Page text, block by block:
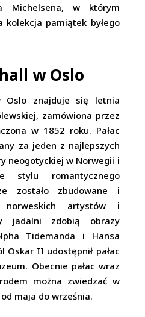
Michelsena, w którym
kolekcja pamiątek byłego
w Oslo
Oslo znajduje się letnia
zamówiona przez
w 1852 roku. Pałac
za jeden z najlepszych
neogotyckiej w Norwegii i
stylu romantycznego
zostało zbudowane i
norweskich artystów i
jadalni zdobią obrazy
Tidemanda i Hansa
Oskar II udostępnił pałac
Obecnie pałac wraz
można zwiedzać w
maja do września.